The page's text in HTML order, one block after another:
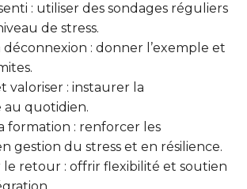
: utiliser des sondages réguliers
de stress.
déconnexion : donner l’exemple et
valoriser : instaurer la
au quotidien.
formation : renforcer les
gestion du stress et en résilience.
le retour : offrir flexibilité et soutien